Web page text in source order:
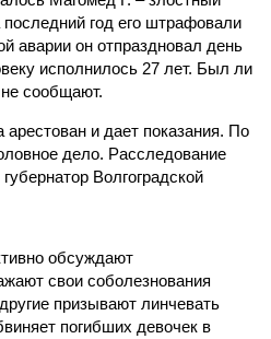
год его штрафовали
аварии он отпраздновал день
исполнилось 27 лет. Был ли
не сообщают.
и дает показания. По
дело. Расследование
Волгоградской
обсуждают
свои соболезнования
призывают линчевать
погибших девочек в